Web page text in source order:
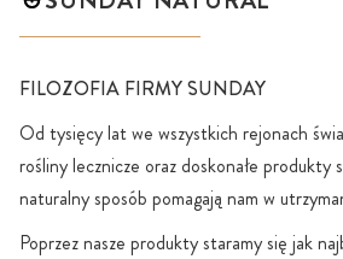
FILOZOFIA FIRMY SUNDAY
Od tysięcy lat we wszystkich rejonach
rośliny lecznicze oraz doskonałe produkty
naturalny sposób pomagają nam w
Poprzez nasze produkty staramy się jak